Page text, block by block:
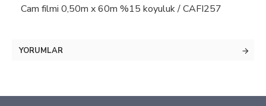
Cam filmi 0,50m x 60m %15 koyuluk / CAFI257
YORUMLAR